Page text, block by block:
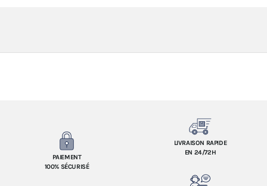
PAIEMENT
100% SÉCURISÉ
LIVRAISON RAPIDE
EN 24/72H